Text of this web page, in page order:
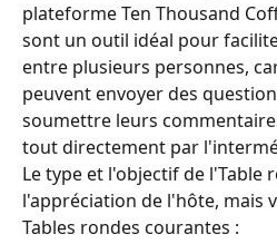
plateforme Ten Thousand
sont un outil idéal pour
entre plusieurs personnes,
peuvent envoyer des
soumettre leurs
tout directement par
Le type et l'objectif de l'Table
l'appréciation de l'hôte, mais
Tables rondes courantes :